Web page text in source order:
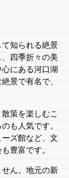
知られる絶景
四季折々の美
にある河口湖
景で有名で、
策を楽しむこ
も人気です。
ズ館など、文
豊富です。
ん。地元の新